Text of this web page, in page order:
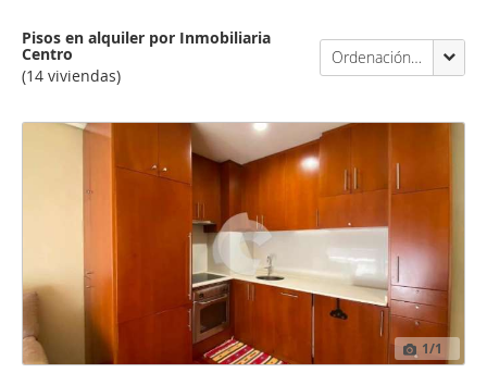
Pisos en alquiler por Inmobiliaria
Centro
(14 viviendas)
Ordenación Enalquiler
1/1